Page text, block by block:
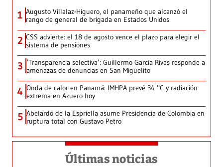
1 Augusto Villalaz-Higuero, el panameño que alcanzó el
rango de general de brigada en Estados Unidos
2 CSS advierte: el 18 de agosto vence el plazo para elegir el
sistema de pensiones
3 ‘Transparencia selectiva’: Guillermo García Rivas responde a
amenazas de denuncias en San Miguelito
4 Onda de calor en Panamá: IMHPA prevé 34 °C y radiación
extrema en Azuero hoy
5 Abelardo de la Espriella asume Presidencia de Colombia en
ruptura total con Gustavo Petro
Últimas noticias